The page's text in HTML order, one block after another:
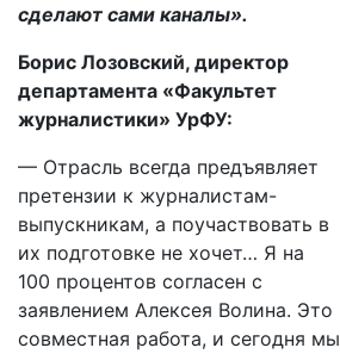
сделают сами каналы».
Борис Лозовский, директор
департамента «Факультет
журналистики» УрФУ:
— Отрасль всегда предъявляет
претензии к журналистам-
выпускникам, а поучаствовать в
их подготовке не хочет… Я на
100 процентов согласен с
заявлением Алексея Волина. Это
совместная работа, и сегодня мы